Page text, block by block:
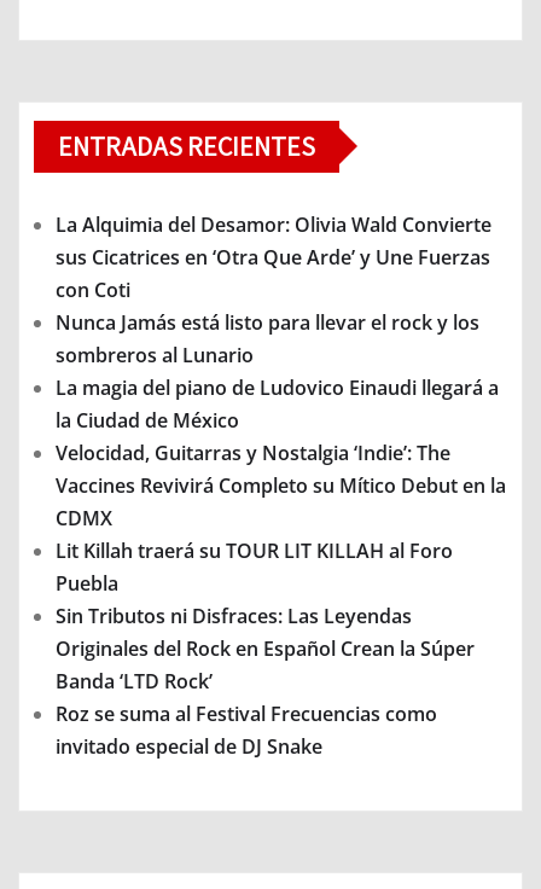
ENTRADAS RECIENTES
La Alquimia del Desamor: Olivia Wald Convierte
sus Cicatrices en ‘Otra Que Arde’ y Une Fuerzas
con Coti
Nunca Jamás está listo para llevar el rock y los
sombreros al Lunario
La magia del piano de Ludovico Einaudi llegará a
la Ciudad de México
Velocidad, Guitarras y Nostalgia ‘Indie’: The
Vaccines Revivirá Completo su Mítico Debut en la
CDMX
Lit Killah traerá su TOUR LIT KILLAH al Foro
Puebla
Sin Tributos ni Disfraces: Las Leyendas
Originales del Rock en Español Crean la Súper
Banda ‘LTD Rock’
Roz se suma al Festival Frecuencias como
invitado especial de DJ Snake